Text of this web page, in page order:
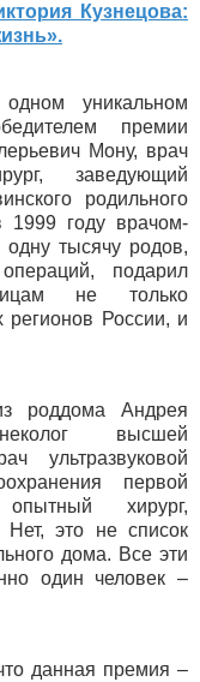
Кузнецова:
уникальном
премии
Мону, врач
заведующий
родильного
году врачом-
тысячу родов,
подарил
не только
регионов России, и
роддома Андрея
высшей
ультразвуковой
первой
опытный хирург,
Нет, это не список
дома. Все эти
один человек –
данная премия –